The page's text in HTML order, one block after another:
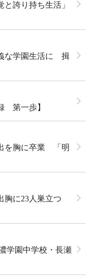
誇り持ち生活」
な学園生活に 揖
第一歩】
を胸に卒業 「明
胸に23人巣立つ
学園中学校・長瀬